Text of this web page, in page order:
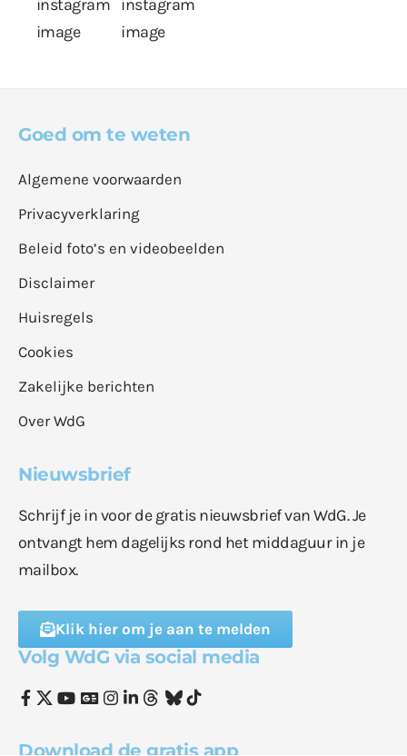
Goed om te weten
Algemene voorwaarden
Privacyverklaring
Beleid foto’s en videobeelden
Disclaimer
Huisregels
Cookies
Zakelijke berichten
Over WdG
Nieuwsbrief
Schrijf je in voor de gratis nieuwsbrief van WdG. Je
ontvangt hem dagelijks rond het middaguur in je
mailbox.
Klik hier om je aan te melden
Volg WdG via social media
Download de gratis app